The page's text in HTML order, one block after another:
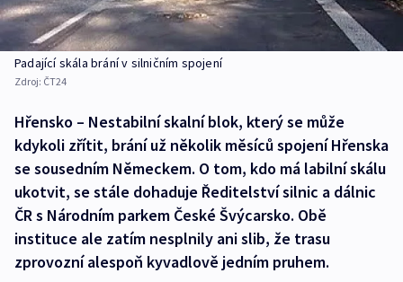
Padající skála brání v silničním spojení
Zdroj: ČT24
Hřensko – Nestabilní skalní blok, který se může
kdykoli zřítit, brání už několik měsíců spojení Hřenska
se sousedním Německem. O tom, kdo má labilní skálu
ukotvit, se stále dohaduje Ředitelství silnic a dálnic
ČR s Národním parkem České Švýcarsko. Obě
instituce ale zatím nesplnily ani slib, že trasu
zprovozní alespoň kyvadlově jedním pruhem.